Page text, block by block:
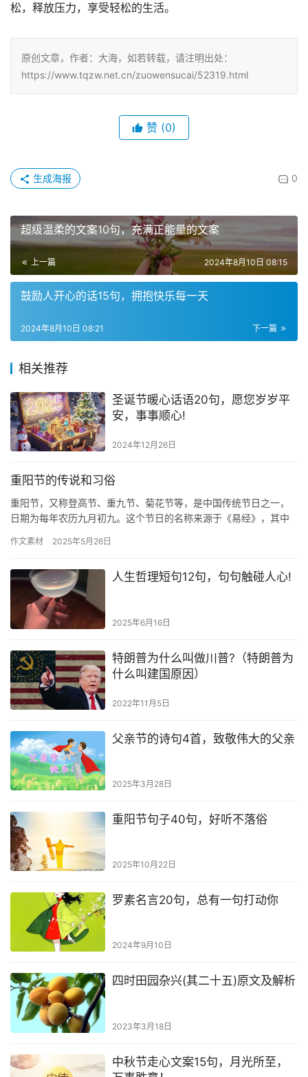
松，释放压力，享受轻松的生活。
原创文章，作者：大海，如若转载，请注明出处：
https://www.tqzw.net.cn/zuowensucai/52319.html
赞 (0)
0
生成海报
超级温柔的文案10句，充满正能量的文案
上一篇 2024年8月10日 08:15
鼓励人开心的话15句，拥抱快乐每一天
下一篇
2024年8月10日 08:21
相关推荐
圣诞节暖心话语20句，愿您岁岁平
安，事事顺心!
2024年12月26日
重阳节的传说和习俗
重阳节，又称登高节、重九节、菊花节等，是中国传统节日之一，
日期为每年农历九月初九。‌这个节日的名称来源于《‌易经》，其中
作文素材 2025年5月26日
人生哲理短句12句，句句触碰人心!
2025年6月16日
特朗普为什么叫做川普?（特朗普为
什么叫建国原因）
2022年11月5日
父亲节的诗句4首，致敬伟大的父亲
2025年3月28日
重阳节句子40句，好听不落俗
2025年10月22日
罗素名言20句，总有一句打动你
2024年9月10日
四时田园杂兴(其二十五)原文及解析
2023年3月18日
中秋节走心文案15句，月光所至，